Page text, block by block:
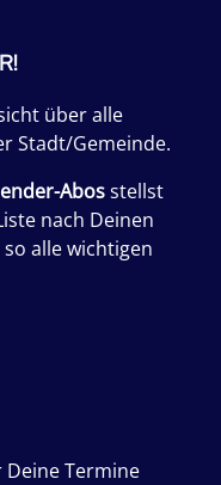
über alle
Stadt/Gemeinde.
Abosstellst
nach Deinen
alle wichtigen
Deine Termine